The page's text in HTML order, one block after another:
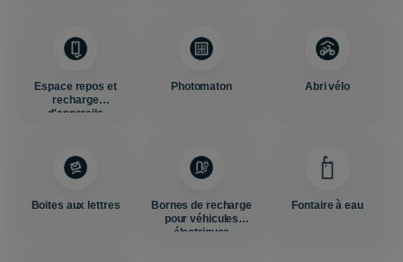
Espace repos et
recharge
d'appareils
Photomaton Abri vélo
Boites aux lettres
Bornes de recharge
pour véhicules
électriques
Fontaire à eau